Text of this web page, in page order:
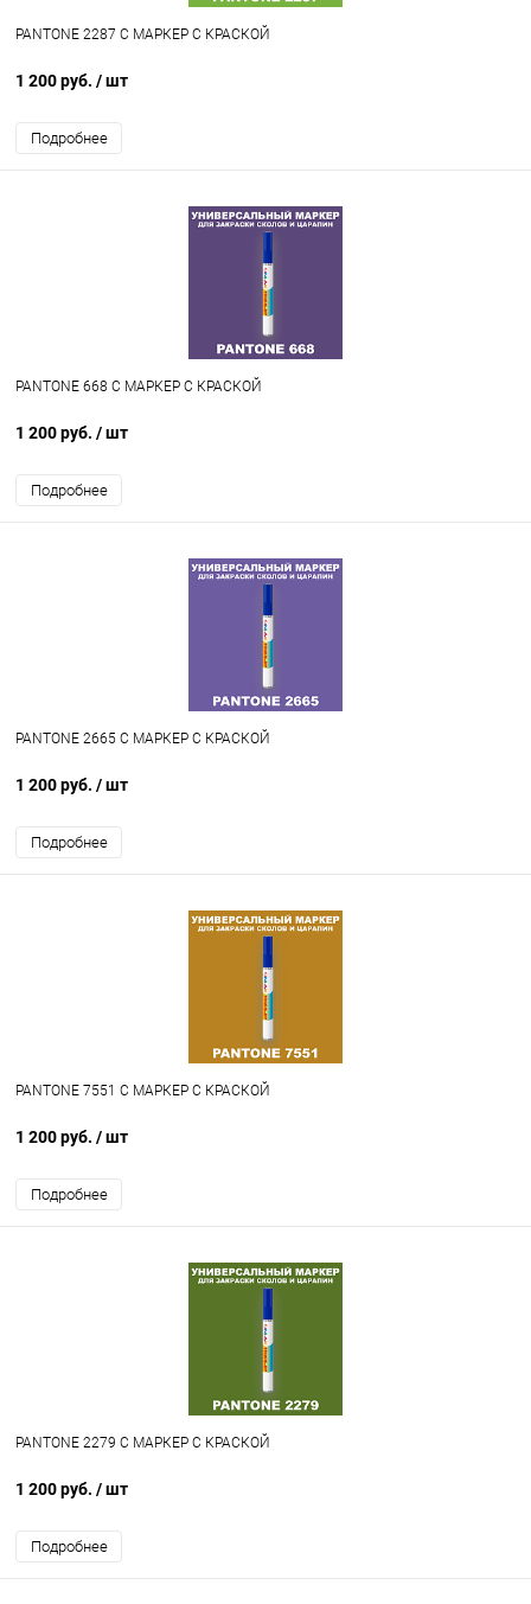
PANTONE 2287 C МАРКЕР С КРАСКОЙ
1 200 руб. / шт
Подробнее
PANTONE 668 C МАРКЕР С КРАСКОЙ
1 200 руб. / шт
Подробнее
PANTONE 2665 C МАРКЕР С КРАСКОЙ
1 200 руб. / шт
Подробнее
PANTONE 7551 C МАРКЕР С КРАСКОЙ
1 200 руб. / шт
Подробнее
PANTONE 2279 C МАРКЕР С КРАСКОЙ
1 200 руб. / шт
Подробнее